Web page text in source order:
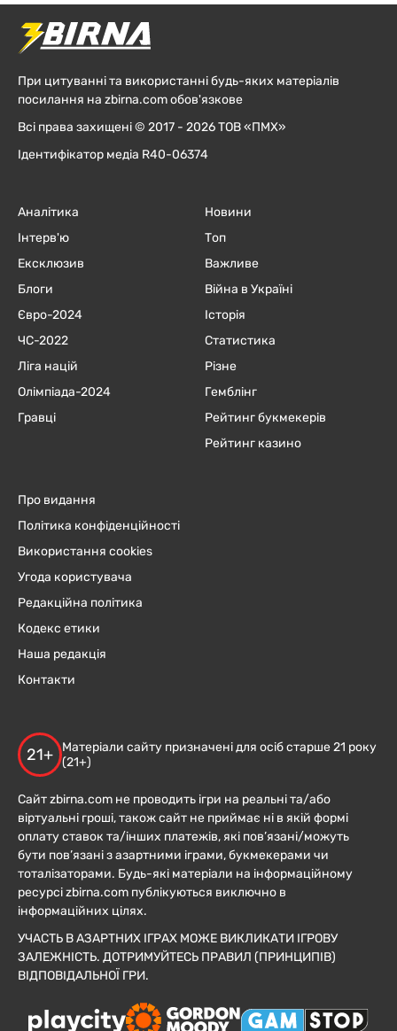
При цитуванні та використанні будь-яких матеріалів
посилання на zbirna.com обов'язкове
Всі права захищені © 2017 - 2026 ТОВ «ПМХ»
Ідентифікатор медіа R40-06374
Аналітика
Інтерв'ю
Ексклюзив
Блоги
Євро-2024
ЧC-2022
Ліга націй
Олімпіада-2024
Гравці
Новини
Топ
Важливе
Війна в Україні
Історія
Статистика
Різне
Гемблінг
Рейтинг букмекерів
Рейтинг казино
Про видання
Політика конфіденційності
Використання cookies
Угода користувача
Редакційна політика
Кодекс етики
Наша редакція
Контакти
21+
Матеріали сайту призначені для осіб старше 21 року
(21+)
Сайт zbirna.com не проводить ігри на реальні та/або
віртуальні гроші, також сайт не приймає ні в якій формі
оплату ставок та/інших платежів, які пов’язані/можуть
бути пов’язані з азартними іграми, букмекерами чи
тоталізаторами. Будь-які матеріали на інформаційному
ресурсі zbirna.com публікуються виключно в
інформаційних цілях.
УЧАСТЬ В АЗАРТНИХ ІГРАХ МОЖЕ ВИКЛИКАТИ ІГРОВУ
ЗАЛЕЖНІСТЬ. ДОТРИМУЙТЕСЬ ПРАВИЛ (ПРИНЦИПІВ)
ВІДПОВІДАЛЬНОЇ ГРИ.